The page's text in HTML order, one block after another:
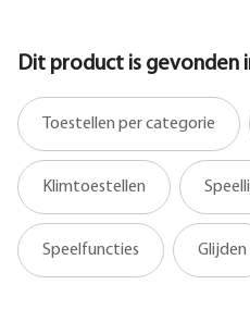
Dit product is gevonden
Toestellen per categorie
Klimtoestellen
Speelfuncties Glijden